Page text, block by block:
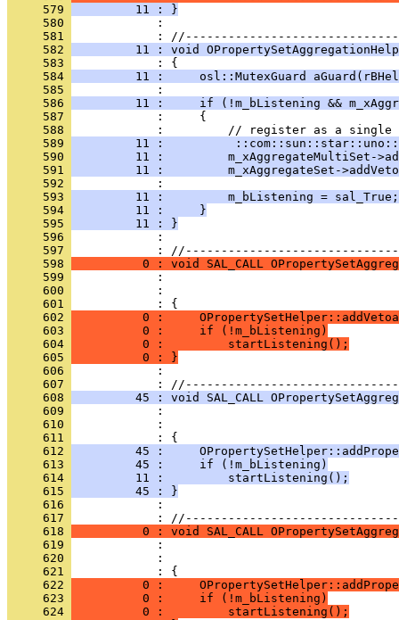
     579
         11 : }
     580
            :
     581
     582
11 : void
     583
     584
11 :     osl::MutexGuard
     585
     586
11 :     if (!m_bListening &&
     587
     588
     589
11 :
     590
11 :         m_xAggregateMultiSet-
     591
11 :         m_xAggregateSet-
     592
     593
         11 :         m_bListening = sal_True;
     594
         11 :     }
     595
         11 : }
     596
            :
     597
     598
0 : void SAL_CALL
     599
     600
     601
     602
0 :
     603
          0 :     if (!m_bListening)
     604
          0 :         startListening();
     605
          0 : }
     606
            :
     607
     608
45 : void SAL_CALL
     609
     610
     611
     612
45 :
     613
         45 :     if (!m_bListening)
     614
         11 :         startListening();
     615
         45 : }
     616
            :
     617
     618
0 : void SAL_CALL
     619
     620
     621
     622
0 :
     623
          0 :     if (!m_bListening)
     624
          0 :         startListening();